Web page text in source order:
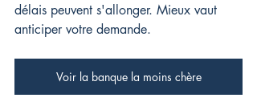
délais peuvent s'allonger. Mieux vaut
anticiper votre demande.
Voir la banque la moins chère